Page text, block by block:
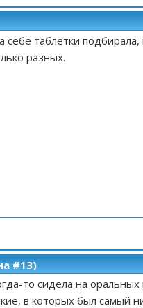
себе таблетки
разных.
#13)
то сидела на
в которых был самый